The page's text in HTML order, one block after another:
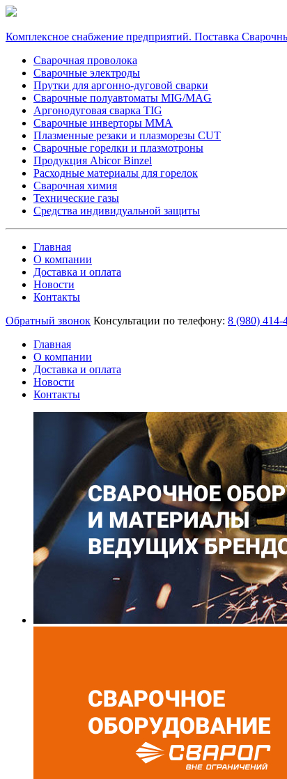
Комплексное снабжение предприятий. Поставка
Сварочная проволока
Сварочные электроды
Прутки для аргонно-дуговой сварки
Сварочные полуавтоматы MIG/MAG
Аргонодуговая сварка TIG
Сварочные инверторы MMA
Плазменные резаки и плазморезы CUT
Сварочные горелки и плазмотроны
Продукция Abicor Binzel
Расходные материалы для горелок
Сварочная химия
Технические газы
Средства индивидуальной защиты
Главная
О компании
Доставка и оплата
Новости
Контакты
Обратный звонок Консультации по телефону: 8 (980) 414-
Главная
О компании
Доставка и оплата
Новости
Контакты